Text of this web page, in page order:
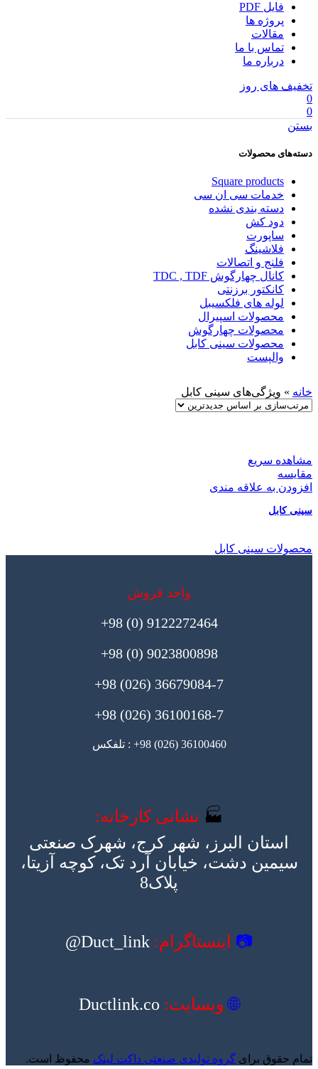
فایل PDF
پروژه ها
مقالات
تماس با ما
درباره ما
تخفیف های روز
0
0
بستن
دسته‌های محصولات
Square products
خدمات سی ان سی
دسته بندی نشده
دود کش
ساپورت
فلاشینگ
فلنج و اتصالات
کانال چهارگوش TDC , TDF
کانکتور برزنتی
لوله های فلکسیبل
محصولات اسپیرال
محصولات چهارگوش
محصولات سینی کابل
والپست
خانه » ویژگی‌های سینی کابل
مشاهده سریع
مقایسه
افزودن به علاقه مندی
سینی کابل
محصولات سینی کابل
واحد فروش
9122272464 (0) 98+
9023800898 (0) 98+
36679084-7 (026) 98+
36100168-7 (026) 98+
36100460 (026) 98+ : تلفکس
🏭 نشانی کارخانه:
استان البرز، شهر کرج، شهرک صنعتی
سیمین دشت، خیابان آرد تک، کوچه آزیتا،
پلاک8
📷 اینستاگرام:
🌐 وبسایت:
تمام حقوق برای گروه تولیدی صنعتی داکت لینک محفوظ است.